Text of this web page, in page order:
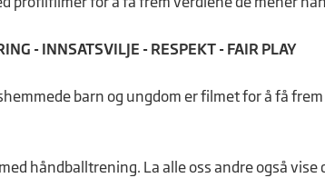
- INNSATSVILJE - RESPEKT - FAIR PLAY
barn og ungdom er filmet for å få
håndballtrening. La alle oss andre også